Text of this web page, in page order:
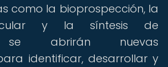
como la bioprospección, la
y la síntesis de
se abrirán nuevas
identificar, desarrollar y